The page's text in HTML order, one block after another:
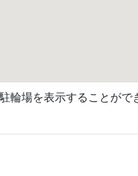
輪場を表示することがで